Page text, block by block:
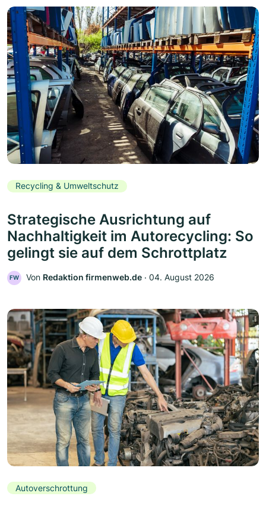
Recycling & Umweltschutz
Strategische Ausrichtung auf
Nachhaltigkeit im Autorecycling: So
gelingt sie auf dem Schrottplatz
FW Von Redaktion firmenweb.de ‧ 04. August 2026
Autoverschrottung